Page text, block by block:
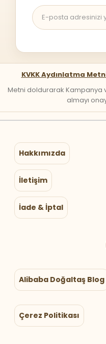
KVKK Aydınlatma
Metni doldurarak Kampanya
almayı
Hakkımızda
İletişim
İade & İptal
Alibaba Doğaltaş Blog
Çerez Politikası